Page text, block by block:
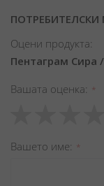
Оцени продукта:
Пентаграм Сира
Вашата оценка
star
stars
stars
stars
stars
Вашето име